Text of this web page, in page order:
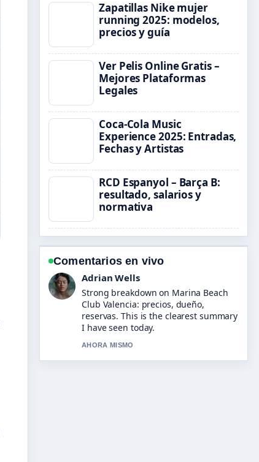
Zapatillas Nike mujer
running 2025: modelos,
precios y guía
Ver Pelis Online Gratis –
Mejores Plataformas
Legales
Coca-Cola Music
Experience 2025: Entradas,
Fechas y Artistas
RCD Espanyol – Barça B:
resultado, salarios y
normativa
Comentarios en vivo
Sara Lind
Following Hannibal (película) reparto:
actores, personajes y curiosidades
closely - appreciate the balanced tone
here.
3 MIN ATRAS